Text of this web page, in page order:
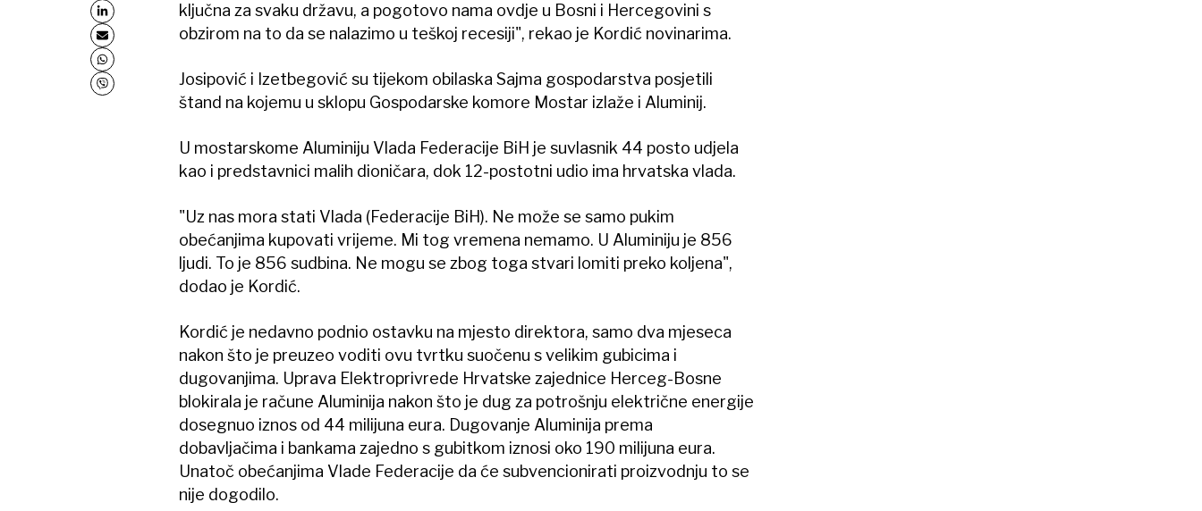
ključna za svaku državu, a pogotovo nama ovdje u Bosni i Hercegovini s
obzirom na to da se nalazimo u teškoj recesiji", rekao je Kordić novinarima.
Josipović i Izetbegović su tijekom obilaska Sajma gospodarstva posjetili
štand na kojemu u sklopu Gospodarske komore Mostar izlaže i Aluminij.
U mostarskome Aluminiju Vlada Federacije BiH je suvlasnik 44 posto udjela
kao i predstavnici malih dioničara, dok 12-postotni udio ima hrvatska vlada.
"Uz nas mora stati Vlada (Federacije BiH). Ne može se samo pukim
obećanjima kupovati vrijeme. Mi tog vremena nemamo. U Aluminiju je 856
ljudi. To je 856 sudbina. Ne mogu se zbog toga stvari lomiti preko koljena",
dodao je Kordić.
Kordić je nedavno podnio ostavku na mjesto direktora, samo dva mjeseca
nakon što je preuzeo voditi ovu tvrtku suočenu s velikim gubicima i
dugovanjima. Uprava Elektroprivrede Hrvatske zajednice Herceg-Bosne
blokirala je račune Aluminija nakon što je dug za potrošnju električne energije
dosegnuo iznos od 44 milijuna eura. Dugovanje Aluminija prema
dobavljačima i bankama zajedno s gubitkom iznosi oko 190 milijuna eura.
Unatoč obećanjima Vlade Federacije da će subvencionirati proizvodnju to se
nije dogodilo.